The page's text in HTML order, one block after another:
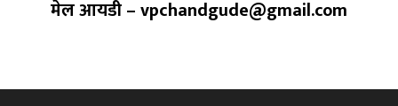
मेल आयडी – vpchandgude@gmail.com